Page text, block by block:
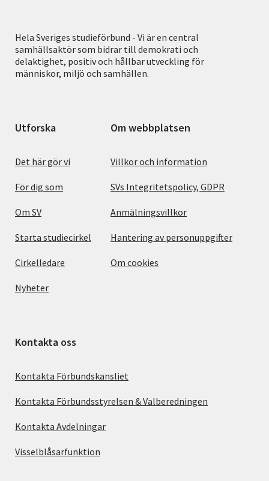
Hela Sveriges studieförbund - Vi är en central
samhällsaktör som bidrar till demokrati och
delaktighet, positiv och hållbar utveckling för
människor, miljö och samhällen.
Utforska
Det här gör vi
För dig som
Om SV
Starta studiecirkel
Cirkelledare
Nyheter
Om webbplatsen
Villkor och information
SVs Integritetspolicy, GDPR
Anmälningsvillkor
Hantering av personuppgifter
Om cookies
Kontakta oss
Kontakta Förbundskansliet
Kontakta Förbundsstyrelsen & Valberedningen
Kontakta Avdelningar
Visselblåsarfunktion